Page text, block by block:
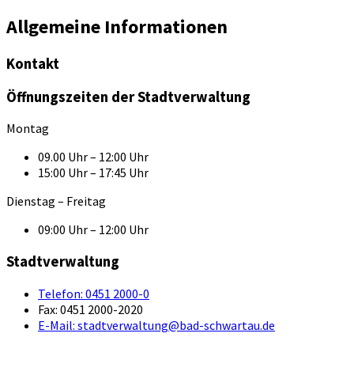
Allgemeine Informationen
Kontakt
Öffnungszeiten der Stadtverwaltung
Montag
09.00 Uhr – 12:00 Uhr
15:00 Uhr – 17:45 Uhr
Dienstag – Freitag
09:00 Uhr – 12:00 Uhr
Stadtverwaltung
Telefon: 0451 2000-0
Fax: 0451 2000-2020
E-Mail: stadtverwaltung@bad-schwartau.de